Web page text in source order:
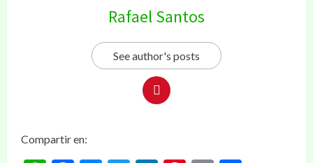
Rafael Santos
See author's posts
Compartir en: